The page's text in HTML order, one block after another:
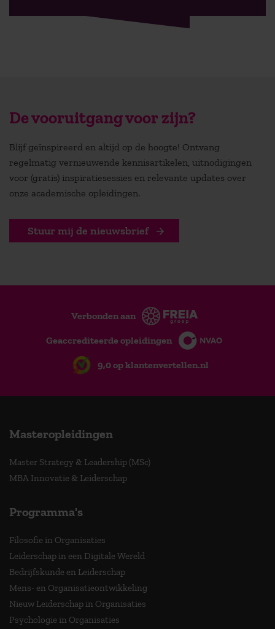
De vooruitgang voor zijn?
Blijf geïnspireerd en altijd op de hoogte! Ontvang
regelmatig vernieuwende kennisartikelen, uitnodigingen
voor (gratis) inspiratiesessies en relevante updates over
onze academische opleidingen.
Stuur mij de nieuwsbrief
Verbonden aan
Geaccrediteerde opleidingen
9,0 op klantenvertellen.nl
Masteropleidingen
Master Strategy & Leadership (MSc)
MBA Innovatie & Leiderschap
Programma's
Filosofie in Organisaties
Leiderschap in een Digitale Wereld
Bedrijfskunde en Leiderschap
Mens- en Organisatieontwikkeling
Nieuw Leiderschap in Organisaties
Psychologie in Organisaties